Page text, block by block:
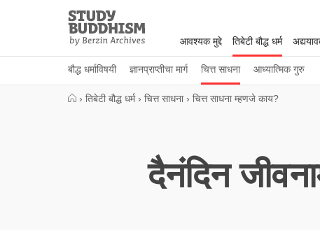
Study
Buddhism
Home
आवश्यक मुद्दे तिबेटी बौद्ध धर्म
बौद्ध धर्माविषयी ज्ञानप्राप्तीचा मार्ग चित्त साधना आध्यात्मिक गुरु
› तिबेटी बौद्ध धर्म › चित्त साधना › चित्त साधना म्हणजे काय?
दैनंदिन